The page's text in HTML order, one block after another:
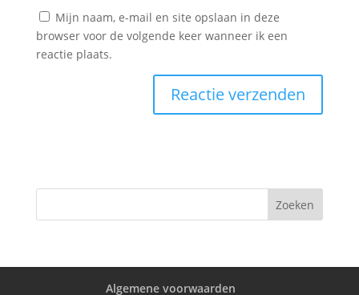
Mijn naam, e-mail en site opslaan in deze
browser voor de volgende keer wanneer ik een
reactie plaats.
Algemene voorwaarden